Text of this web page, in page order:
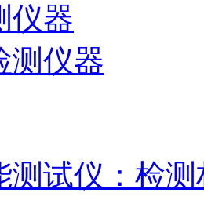
仪器
测仪器
测试仪：检